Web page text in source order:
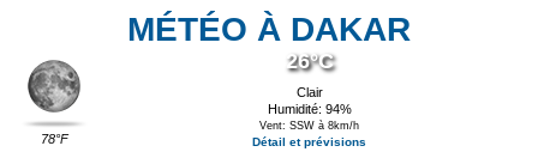
MÉTÉO À DAKAR
78°F
26°C
Clair
Humidité: 94%
Vent: SSW à 8km/h
Détail et prévisions